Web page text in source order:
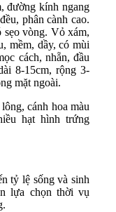
đường kính ngang
phân cành cao.
sẹo vòng. Vỏ xám,
mềm, dầy, có mùi
cách, nhẵn, đầu
8-15cm, rộng 3-
mặt ngoài.
cánh hoa màu
hạt hình trứng
tỷ lệ sống và sinh
lựa chọn thời vụ